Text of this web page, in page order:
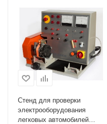
Стенд для проверки
электрооборудования
легковых автомобилей